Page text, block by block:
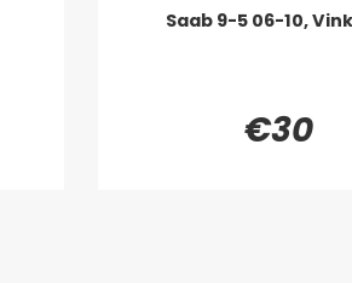
Saab 9-5 06-10,
€30